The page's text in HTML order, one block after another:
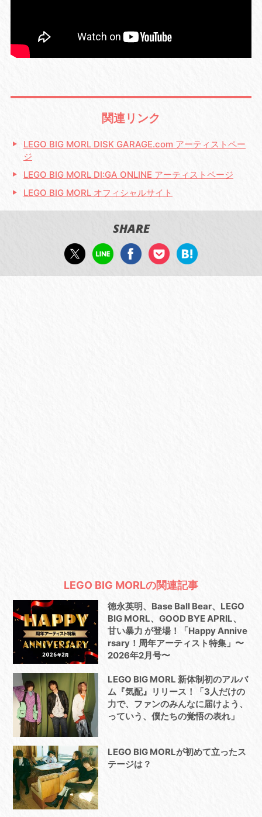
関連リンク
LEGO BIG MORL DISK GARAGE.com アーティストペー
ジ
LEGO BIG MORL DI:GA ONLINE アーティストページ
LEGO BIG MORL オフィシャルサイト
SHARE
LEGO BIG MORLの関連記事
徳永英明、Base Ball Bear、LEGO
BIG MORL、GOOD BYE APRIL、
甘い暴力 が登場！「Happy Annive
rsary！周年アーティスト特集」〜
2026年2月号〜
LEGO BIG MORL 新体制初のアルバ
ム『気配』リリース！「3人だけの
力で、ファンのみんなに届けよう、
っていう、僕たちの覚悟の表れ」
LEGO BIG MORLが初めて立ったス
テージは？